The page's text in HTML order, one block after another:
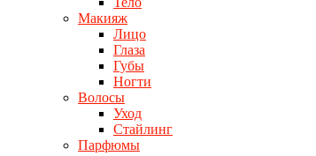
Макияж
Лицо
Глаза
Губы
Ногти
Волосы
Уход
Стайлинг
Парфюмы